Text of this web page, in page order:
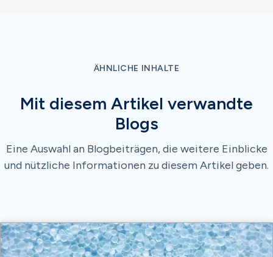
ÄHNLICHE INHALTE
Mit diesem Artikel verwandte
Blogs
Eine Auswahl an Blogbeiträgen, die weitere Einblicke
und nützliche Informationen zu diesem Artikel geben.